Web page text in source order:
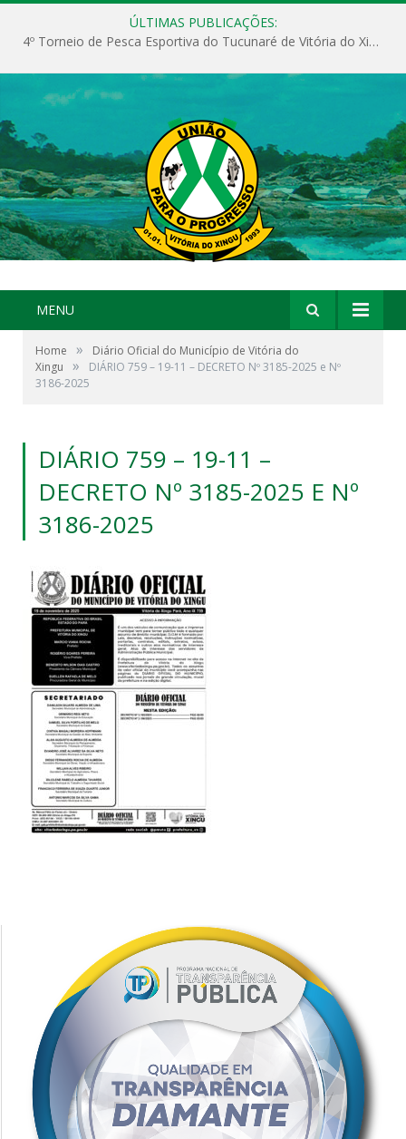
ÚLTIMAS PUBLICAÇÕES:
4º Torneio de Pesca Esportiva do Tucunaré de Vitória do Xingu
MENU
Home »
Diário Oficial do Município de Vitória do
Xingu
»
DIÁRIO 759 – 19-11 – DECRETO Nº 3185-2025 e Nº
3186-2025
DIÁRIO 759 – 19-11 –
DECRETO Nº 3185-2025 E Nº
3186-2025